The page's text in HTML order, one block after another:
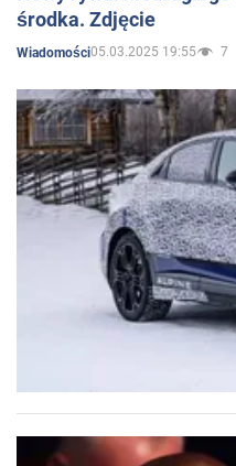
środka. Zdjęcie
Wiadomości05.03.2025 19:55 7